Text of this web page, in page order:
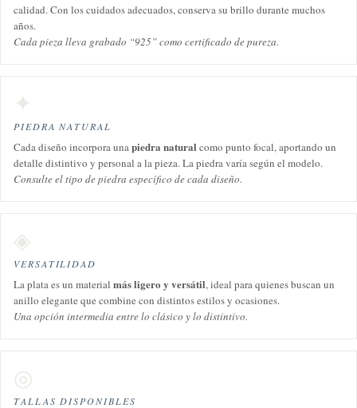
calidad. Con los cuidados adecuados, conserva su brillo durante muchos
años.
Cada pieza lleva grabado “925” como certificado de pureza.
✦
PIEDRA NATURAL
Cada diseño incorpora unapiedra natural como punto focal, aportando un
detalle distintivo y personal a la pieza. La piedra varía según el modelo.
Consulte el tipo de piedra específico de cada diseño.
◈
VERSATILIDAD
La plata es un material más ligero y versátil, ideal para quienes buscan un
anillo elegante que combine con distintos estilos y ocasiones.
Una opción intermedia entre lo clásico y lo distintivo.
◎
TALLAS DISPONIBLES